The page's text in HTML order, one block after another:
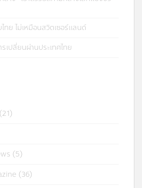
ทย ไม่เหมือนสวิตเซอร์แลนด์
เปลี่ยนผ่านประเทศไทย
(21)
(5)
(36)